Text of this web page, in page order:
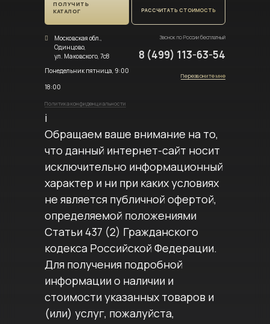
ПОЛУЧИТЬ
КАТАЛОГ
РАССЧИТАТЬ СТОИМОСТЬ
Московская обл.,
Одинцово,
ул. Маковского, 7с8
Понедельник пятница, 9:00
18:00
Политика конфиденциальности
Звонок по России бесплатный
8 (499) 113-63-54
Перезвоните мне
i
Обращаем ваше внимание на то,
что данный интернет-сайт носит
исключительно информационный
характер и ни при каких условиях
не является публичной офертой,
определяемой положениями
Статьи 437 (2) Гражданского
кодекса Российской Федерации.
Для получения подробной
информации о наличии и
стоимости указанных товаров и
(или) услуг, пожалуйста,